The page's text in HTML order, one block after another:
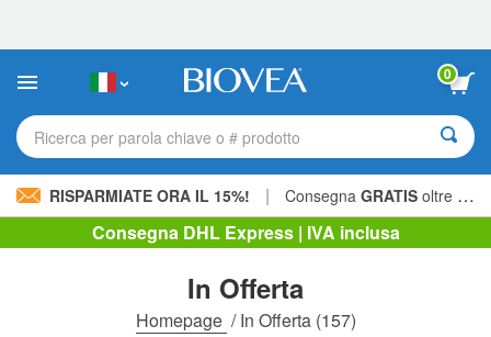
sito
include
sistema
0
Ricerca per parola chiave o # prodotto
RISPARMIATE ORA IL 15%! | Consegna GRATIS oltre 60,00 € »
Consegna DHL Express | IVA inclusa
In Offerta
Homepage /In Offerta(157)